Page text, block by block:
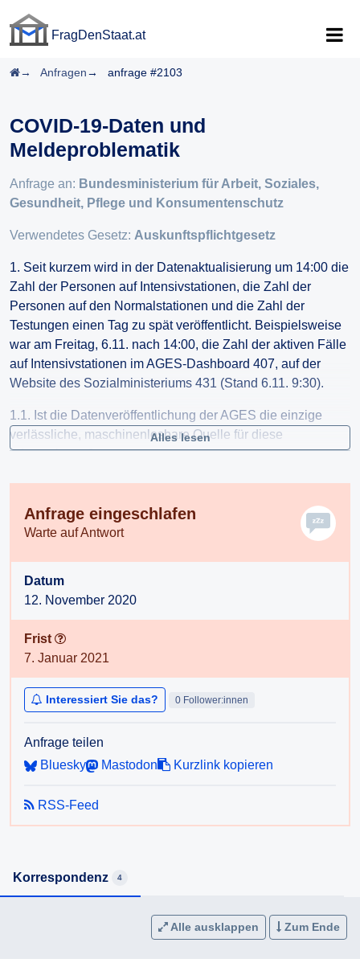
FragDenStaat.at
Startseite
Anfragen anfrage #2103
COVID-19-Daten und
Meldeproblematik
Anfrage an: Bundesministerium für Arbeit, Soziales,
Gesundheit, Pflege und Konsumentenschutz
Verwendetes Gesetz: Auskunftspflichtgesetz
1. Seit kurzem wird in der Datenaktualisierung um 14:00 die
Zahl der Personen auf Intensivstationen, die Zahl der
Personen auf den Normalstationen und die Zahl der
Testungen einen Tag zu spät veröffentlicht. Beispielsweise
war am Freitag, 6.11. nach 14:00, die Zahl der aktiven Fälle
auf Intensivstationen im AGES-Dashboard 407, auf der
Website des Sozialministeriums 431 (Stand 6.11. 9:30).
1.1. Ist die Datenveröffentlichung der AGES die einzige
verlässliche, maschinenlesbare Quelle für diese
Informationen?
wären?
1.3. Durch welche Schritte und Meldeketten werden die
1.4. An welchen Tagen haben welche Bundesländer keine
oder verspätete Meldungen zu Hospitalisierungen,
2.Seit Wochen werden aktive Fälle nicht oder verspätet –
hauptsächlich aus Wien – im EMS eingetragen.
2.1. Wie kommt es dazu?
Meldeproblematik zu beseitigen?
2.3. Wann wurden diese Schritte gesetzt?
2.4. Gab es Weisungen oder Erlässe dazu? Welche an
Alles lesen
Anfrage eingeschlafen
Warte auf Antwort
Datum
12. November 2020
Frist
7. Januar 2021
Interessiert Sie das? 0 Follower:innen
Anfrage teilen
Bluesky
Mastodon Kurzlink kopieren
RSS-Feed
Korrespondenz 4
Alle ausklappen Zum Ende